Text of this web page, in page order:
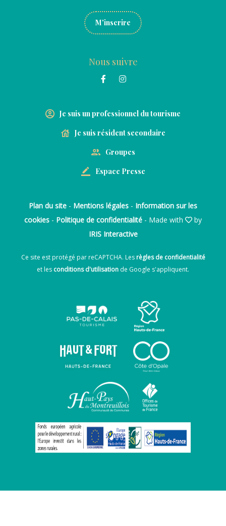
M'inscrire
Nous suivre
Je suis un professionnel du tourisme
Je suis résident secondaire
Groupes
Espace Presse
Plan du site - Mentions légales - Information sur les
cookies - Politique de confidentialité - Made with
by
IRIS Interactive
Ce site est protégé par reCAPTCHA. Lesrègles de confidentialité
et les conditions d'utilisation de Google s'appliquent.